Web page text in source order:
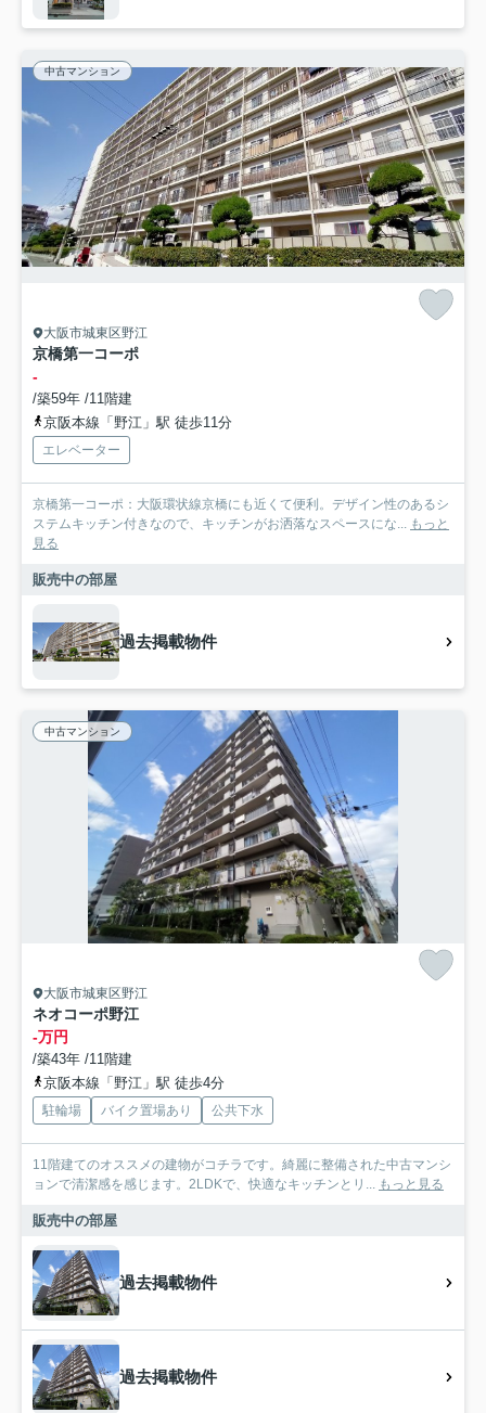
中古マンション
大阪市城東区野江
京橋第一コーポ
-
/築59年 /11階建
京阪本線「野江」駅 徒歩11分
エレベーター
京橋第一コーポ：大阪環状線京橋にも近くて便利。デザイン性のあるシ
ステムキッチン付きなので、キッチンがお洒落なスペースにな... もっと
見る
販売中の部屋
過去掲載物件
中古マンション
大阪市城東区野江
ネオコーポ野江
-万円
/築43年 /11階建
京阪本線「野江」駅 徒歩4分
駐輪場 バイク置場あり 公共下水
11階建てのオススメの建物がコチラです。綺麗に整備された中古マンシ
ョンで清潔感を感じます。2LDKで、快適なキッチンとリ... もっと見る
販売中の部屋
過去掲載物件
過去掲載物件